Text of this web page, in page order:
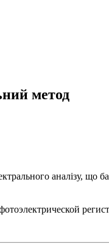
метод
аналізу, що